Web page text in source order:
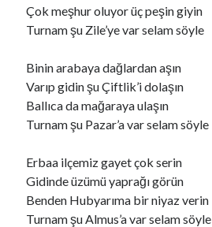
Çok meşhur oluyor üç peşin giyin
Turnam şu Zile’ye var selam söyle
Binin arabaya dağlardan aşın
Varıp gidin şu Çiftlik’i dolaşın
Ballıca da mağaraya ulaşın
Turnam şu Pazar’a var selam söyle
Erbaa ilçemiz gayet çok serin
Gidinde üzümü yaprağı görün
Benden Hubyarıma bir niyaz verin
Turnam şu Almus’a var selam söyle